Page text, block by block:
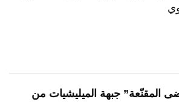
المقنّعة” جبهة الميليشيات من